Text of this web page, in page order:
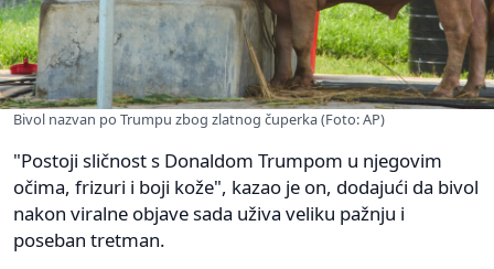
Bivol nazvan po Trumpu zbog zlatnog čuperka (Foto: AP)
"Postoji sličnost s Donaldom Trumpom u njegovim
očima, frizuri i boji kože", kazao je on, dodajući da bivol
nakon viralne objave sada uživa veliku pažnju i
poseban tretman.